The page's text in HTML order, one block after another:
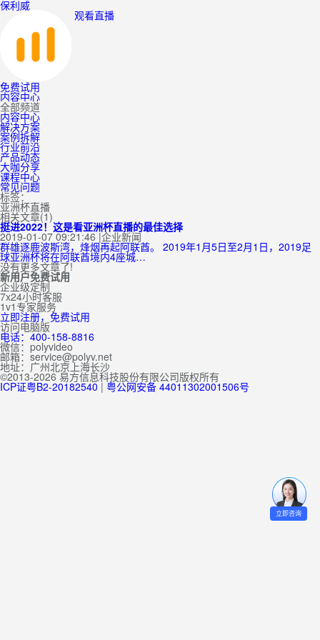
保利威
观看直播
免费试用
内容中心
全部频道
内容中心
解决方案
案例拆解
行业前沿
产品动态
大咖分享
课程中心
常见问题
标签：
亚洲杯直播
相关文章(1)
挺进2022！这是看亚洲杯直播的最佳选择
2019-01-07 09:21:46 |企业新闻
群雄逐鹿波斯湾，烽烟再起阿联酋。 2019年1月5日至2月1日，2019足
球亚洲杯将在阿联酋境内4座城…
没有更多文章了!
新用户免费试用
企业级定制
7x24小时客服
1v1专家服务
立即注册，免费试用
访问电脑版
电话：400-158-8816
微信：polyvideo
邮箱：service@polyv.net
地址： 广州北京 上海长沙
©2013-2026 易方信息科技股份有限公司版权所有
ICP证粤B2-20182540 | 粤公网安备 44011302001506号
立即咨询